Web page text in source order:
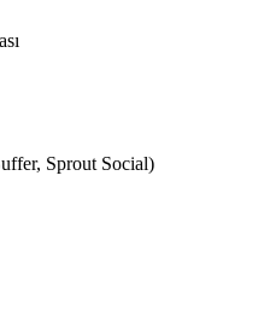
Sprout Social)